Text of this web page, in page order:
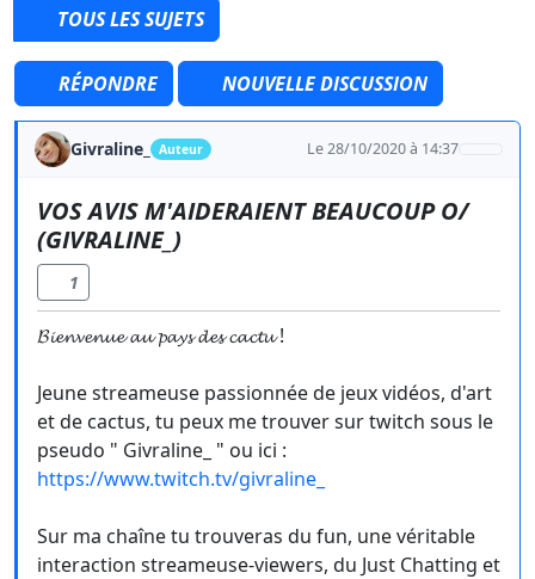
TOUS LES SUJETS
RÉPONDRE NOUVELLE DISCUSSION
Givraline_ Auteur Le 28/10/2020 à 14:37
VOS AVIS M'AIDERAIENT BEAUCOUP O/
(GIVRALINE_)
1
𝓑𝓲𝓮𝓷𝓿𝓮𝓷𝓾𝓮 𝓪𝓾 𝓹𝓪𝔂𝓼 𝓭𝓮𝓼 𝓬𝓪𝓬𝓽𝓾 !
Jeune streameuse passionnée de jeux vidéos, d'art
et de cactus, tu peux me trouver sur twitch sous le
pseudo " Givraline_ " ou ici :
https://www.twitch.tv/givraline_
Sur ma chaîne tu trouveras du fun, une véritable
interaction streameuse-viewers, du Just Chatting et